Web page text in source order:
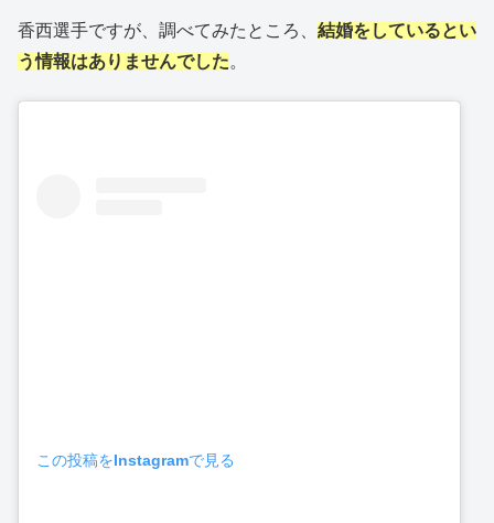
香西選手ですが、調べてみたところ、 結婚をしているとい
う情報はありませんでした。
この投稿をInstagramで見る